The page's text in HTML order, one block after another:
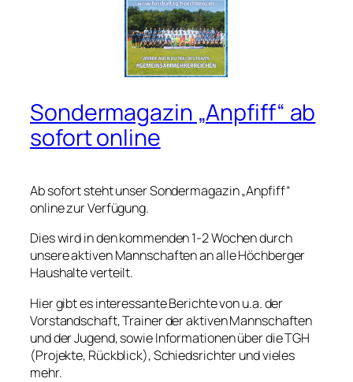
Sondermagazin „Anpfiff“ ab
sofort online
Ab sofort steht unser Sondermagazin „Anpfiff“
online zur Verfügung.
Dies wird in den kommenden 1-2 Wochen durch
unsere aktiven Mannschaften an alle Höchberger
Haushalte verteilt.
Hier gibt es interessante Berichte von u.a. der
Vorstandschaft, Trainer der aktiven Mannschaften
und der Jugend, sowie Informationen über die TGH
(Projekte, Rückblick), Schiedsrichter und vieles
mehr.